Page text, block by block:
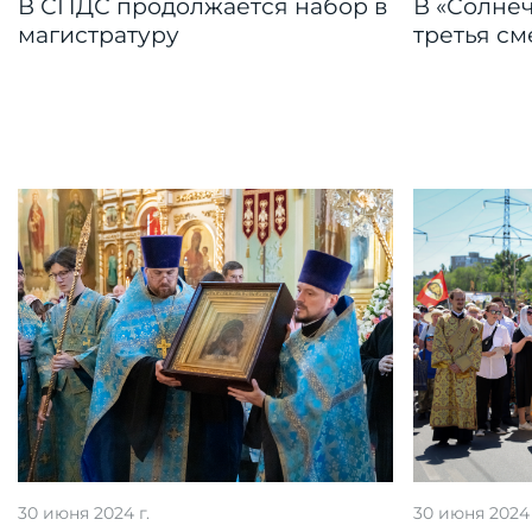
В СПДС продолжается набор в
магистратуру
В
третья
30 июня 2024 г. 30 июня 2024